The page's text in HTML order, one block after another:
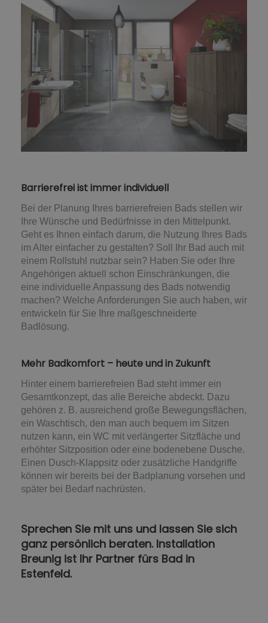
Barrierefrei ist immer individuell
Bei der Planung Ihres barrierefreien Bads stellen wir
Ihre Wünsche und Bedürfnisse in den Mittelpunkt.
Geht es Ihnen einfach darum, die Nutzung Ihres Bads
im Alter einfacher zu gestalten? Soll Ihr Bad auch mit
einem Rollstuhl nutzbar sein? Haben Sie oder Ihre
Angehörigen aktuell schon Einschränkungen, die
eine individuelle Anpassung des Bads notwendig
machen? Welche Anforderungen Sie auch haben, wir
entwickeln für Sie Ihre maßgeschneiderte
Badlösung.
Mehr Badkomfort – heute und in Zukunft
Hinter einem barrierefreien Bad steht immer ein
Gesamtkonzept, das alle Bereiche abdeckt. Dazu
gehören z. B. ausreichend große Bewegungsflächen,
ein Waschtisch, den man auch bequem im Sitzen
nutzen kann, ein WC mit verlängerter Sitzfläche und
erhöhter Sitzposition oder eine bodenebene Dusche.
Einen Dusch-Klappsitz oder zusätzliche Handgriffe
können wir bereits bei der Badplanung vorsehen und
später bei Bedarf nachrüsten.
Sprechen Sie mit uns und lassen Sie sich
ganz persönlich beraten. Installation
Breunig ist Ihr Partner fürs Bad in
Estenfeld.